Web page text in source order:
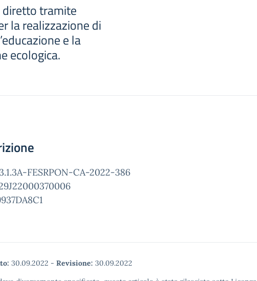
tramite
la realizzazione di
e la
ecologica.
FESRPON-CA-2022-386
30.09.2022 - Revisione: 30.09.2022